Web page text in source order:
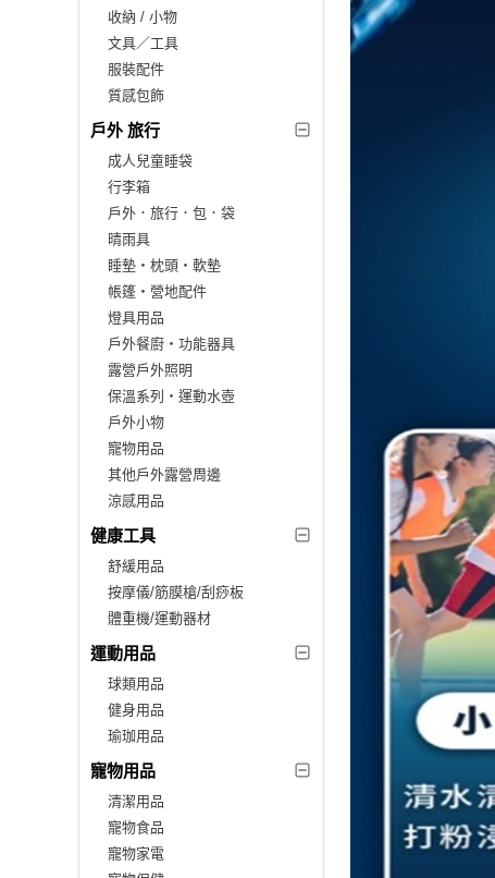
收納 / 小物
文具／工具
服裝配件
質感包飾
戶外 旅行
成人兒童睡袋
行李箱
戶外．旅行．包．袋
晴雨具
睡墊‧枕頭‧軟墊
帳篷‧營地配件
燈具用品
戶外餐廚‧功能器具
露營戶外照明
保溫系列‧運動水壺
戶外小物
寵物用品
其他戶外露營周邊
涼感用品
健康工具
舒緩用品
按摩儀/筋膜槍/刮痧板
體重機/運動器材
運動用品
球類用品
健身用品
瑜珈用品
寵物用品
清潔用品
寵物食品
寵物家電